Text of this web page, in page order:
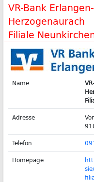
VR-Bank
Herzogenaurach
Filiale
Name
Adresse
Telefon
Homepage